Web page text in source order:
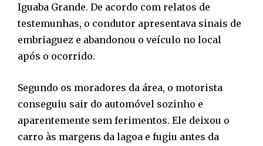
Iguaba Grande. De acordo com relatos de
testemunhas, o condutor apresentava sinais de
embriaguez e abandonou o veículo no local
após o ocorrido.
Segundo os moradores da área, o motorista
conseguiu sair do automóvel sozinho e
aparentemente sem ferimentos. Ele deixou o
carro às margens da lagoa e fugiu antes da